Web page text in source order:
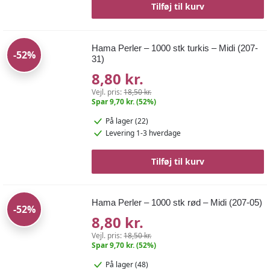
Tilføj til kurv
-52%
Hama Perler – 1000 stk turkis – Midi (207-
31)
8,80 kr.
Vejl. pris:18,50 kr.
Spar 9,70 kr. (52%)
På lager (22)
Levering 1-3 hverdage
Tilføj til kurv
-52%
Hama Perler – 1000 stk rød – Midi (207-05)
8,80 kr.
Vejl. pris:18,50 kr.
Spar 9,70 kr. (52%)
På lager (48)